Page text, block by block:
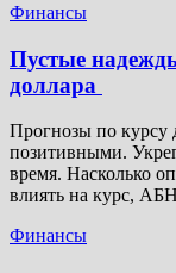
Финансы
Пустые
доллара
Прогнозы по курсу
позитивными.
время. Насколько
влиять на курс,
Финансы